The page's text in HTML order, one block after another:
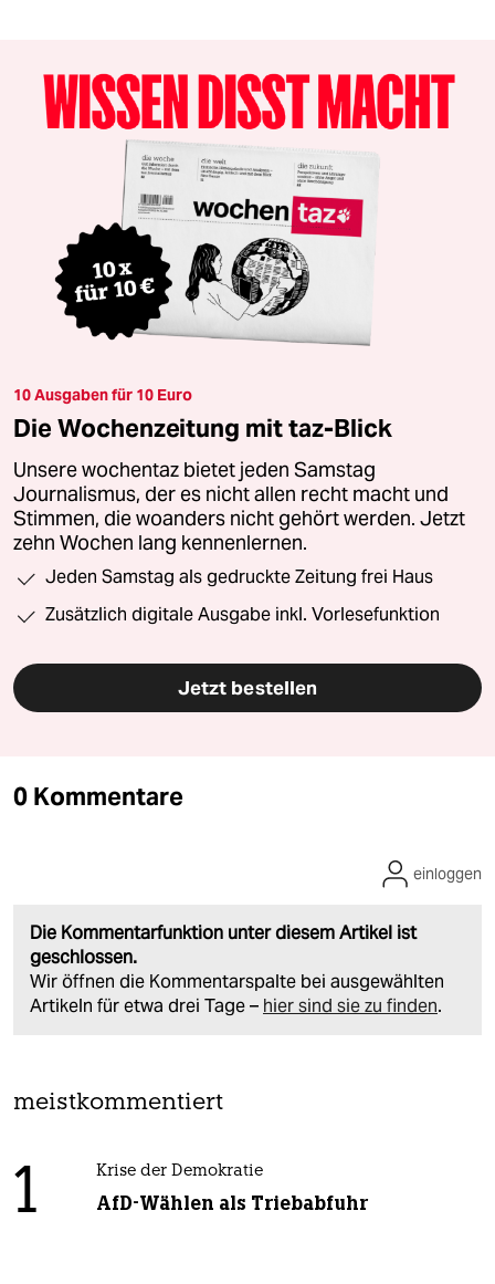
10 Ausgaben für 10 Euro
Die Wochenzeitung mit taz-Blick
Unsere wochentaz bietet jeden Samstag
Journalismus, der es nicht allen recht macht und
Stimmen, die woanders nicht gehört werden. Jetzt
zehn Wochen lang kennenlernen.
Jeden Samstag als gedruckte Zeitung frei Haus
Zusätzlich digitale Ausgabe inkl. Vorlesefunktion
Jetzt bestellen
0 Kommentare
Die Kommentarfunktion unter diesem Artikel ist
geschlossen.
Wir öffnen die Kommentarspalte bei ausgewählten
Artikeln für etwa drei Tage – hier sind sie zu finden.
einloggen
meistkommentiert
1 Krise der Demokratie
AfD-Wählen als Triebabfuhr